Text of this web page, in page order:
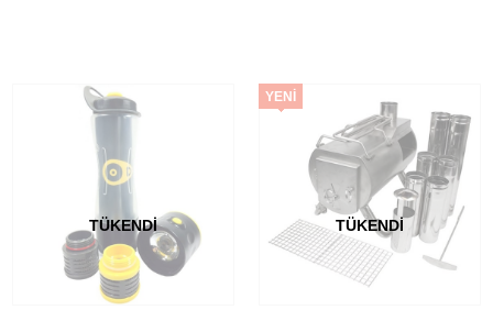
TÜKENDI TÜKENDI
YENI